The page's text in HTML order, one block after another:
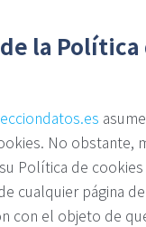
la Política
No obstante,
Política de
cualquier página
con el objeto de